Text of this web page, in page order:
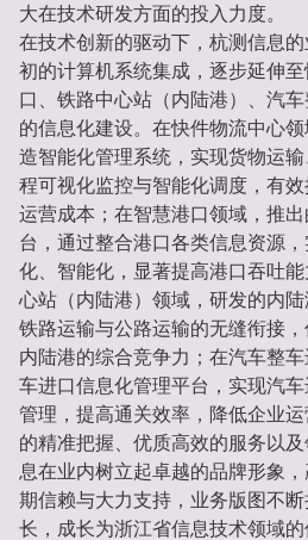
大在技术研发方面的投入力度。
在技术创新的驱动下，杭测信息
初的计算机系统集成，逐步延伸
口、铁路中心站（内陆港）、汽
的信息化建设。在快件物流中心
造智能化管理系统，实现货物运
程可视化监控与智能化调度，有
运营成本；在智慧港口领域，推
台，通过整合港口各类信息资源
化、智能化，显著提高港口吞吐
心站（内陆港）领域，研发的内
铁路运输与公路运输的无缝衔接
内陆港的综合竞争力；在汽车整
车进口信息化管理平台，实现汽
管理，提高通关效率，降低企业
的精准把握、优质高效的服务以
息在业内树立起卓越的品牌形象
期信赖与大力支持，业务版图不
长，成长为浙江省信息技术领域的